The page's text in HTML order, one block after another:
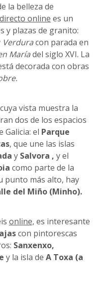
la belleza de
online es un
y plazas de granito:
Verduracon parada en
Maríadel siglo XVI. La
decorada con obras
vista muestra la
dos de los espacios
el Parque
, que une las islas
y Salvora , y el
como parte de la
punto más alto, hay
del Miño (Minho).
online, es interesante
con pintorescas
Sanxenxo,
y la isla de A Toxa (a